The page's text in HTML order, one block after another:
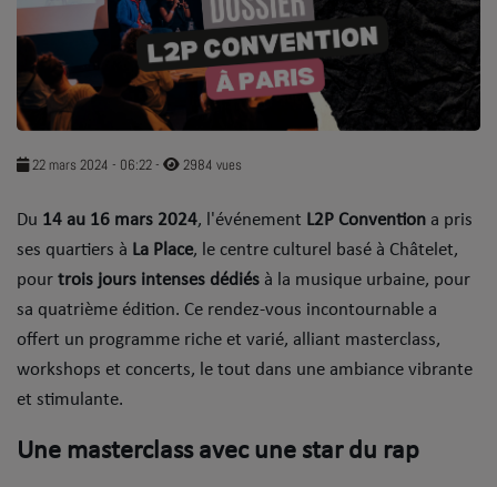
Top 5
Dans la Street
C quoi ton Actu ?
Dans ton Téléphone
22 mars 2024 - 06:22- 2984 vues
Du 14 au 16 mars 2024, l'événement L2P Convention a pris
ses quartiers à La Place, le centre culturel basé à Châtelet,
pour trois jours intenses dédiés à la musique urbaine, pour
sa quatrième édition. Ce rendez-vous incontournable a
offert un programme riche et varié, alliant masterclass,
workshops et concerts, le tout dans une ambiance vibrante
et stimulante.
Une masterclass avec une star du rap